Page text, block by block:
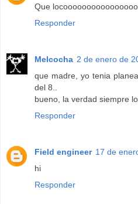
Que
Responder
Melcocha 2 de enero de
que madre, yo tenia
del 8..
bueno, la verdad siempre
Responder
Field engineer 17 de
hi
Responder